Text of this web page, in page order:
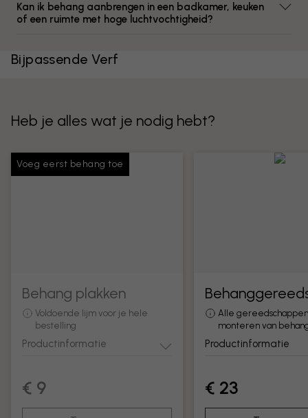
Kan ik behang aanbrengen in een badkamer, keuken
of een ruimte met hoge luchtvochtigheid?
Bijpassende Verf
Heb je alles wat je nodig hebt?
Voeg eerst behang toe
Behang plakken
Voldoende lijm voor je hele
bestelling
Productinformatie
€ 9
Alle
monteren van
Productinformatie
€ 23